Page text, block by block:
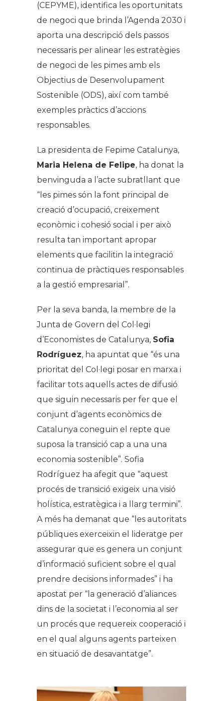
(CEPYME), identifica les oportunitats
de negoci que brinda l’Agenda 2030 i
aporta una descripció dels passos
necessaris per alinear les estratègies
de negoci de les pimes amb els
Objectius de Desenvolupament
Sostenible (ODS), així com també
exemples pràctics d’accions
responsables.
La presidenta de Fepime Catalunya,
Maria Helena de Felipe, ha donat la
benvinguda a l’acte subratllant que
“les pimes són la font principal de
creació d’ocupació, creixement
econòmic i cohesió social i per això
resulta tan important apropar
elements que facilitin la integració
continua de pràctiques responsables
a la gestió empresarial”.
Per la seva banda, la membre de la
Junta de Govern del Col·legi
d’Economistes de Catalunya, Sofia
Rodríguez, ha apuntat que “és una
prioritat del Col·legi posar en marxa i
facilitar tots aquells actes de difusió
que siguin necessaris per fer que el
conjunt d’agents econòmics de
Catalunya coneguin el repte que
suposa la transició cap a una una
economia sostenible”. Sofia
Rodríguez ha afegit que “aquest
procés de transició exigeix una visió
holística, estratègica i a llarg termini”.
A més ha demanat que “les autoritats
públiques exerceixin el lideratge per
assegurar que es genera un conjunt
d’informació suficient sobre el qual
prendre decisions informades” i ha
apostat per “la generació d’aliances
dins de la societat i l’economia al ser
un procés que requereix cooperació i
en el qual alguns agents parteixen
en situació de desavantatge”.